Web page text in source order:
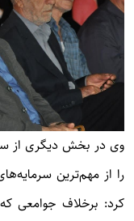
وی در بخش دیگری از
را از مهم‌ترین
کرد: برخلاف جوامعی